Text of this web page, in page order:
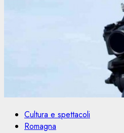
Cultura e spettacoli
Romagna